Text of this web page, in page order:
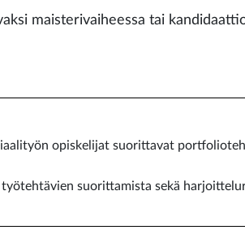
maisterivaiheessa tai
opiskelijat suorittavat
suorittamista sekä